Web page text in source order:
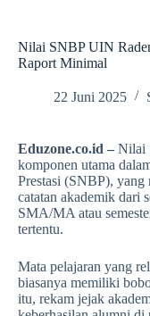
Nilai SNBP UIN
Raport Minimal
22 Juni 2025
Eduzone.co.id – Nilai
komponen utama
Prestasi (SNBP), yang
catatan akademik dari
SMA/MA atau
tertentu.
Mata pelajaran yang
biasanya memiliki
itu, rekam jejak